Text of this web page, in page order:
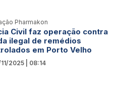
Pharmakon
Civil faz operação contra
ilegal de remédios
em Porto Velho
11/2025 | 08:14